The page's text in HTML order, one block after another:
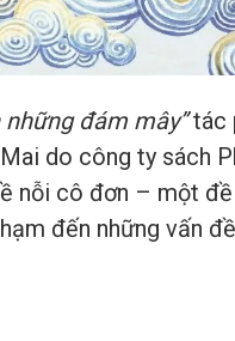
đám mây”tác
do công ty sách
nỗi cô đơn – một
đến những vấn đề